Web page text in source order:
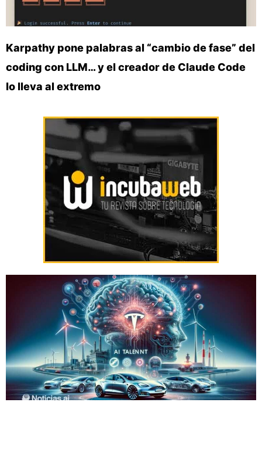
Karpathy pone palabras al “cambio de fase” del
coding con LLM… y el creador de Claude Code
lo lleva al extremo